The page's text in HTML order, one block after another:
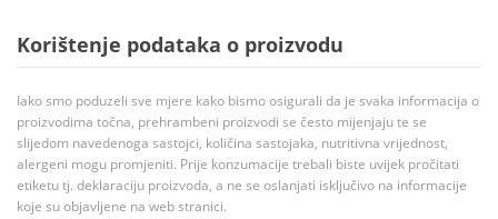
Korištenje podataka o proizvodu
Iako smo poduzeli sve mjere kako bismo osigurali da je svaka informacija o
proizvodima točna, prehrambeni proizvodi se često mijenjaju te se
slijedom navedenoga sastojci, količina sastojaka, nutritivna vrijednost,
alergeni mogu promjeniti. Prije konzumacije trebali biste uvijek pročitati
etiketu tj. deklaraciju proizvoda, a ne se oslanjati isključivo na informacije
koje su objavljene na web stranici.